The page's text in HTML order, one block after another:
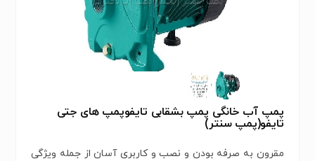
پمپ آب خانگی پمپ بشقابی تایفوپمپ های جتی
تایفو(پمپ سنتر)
مقرون به صرفه بودن و نصب و کاربری آسان از جمله ویژگی